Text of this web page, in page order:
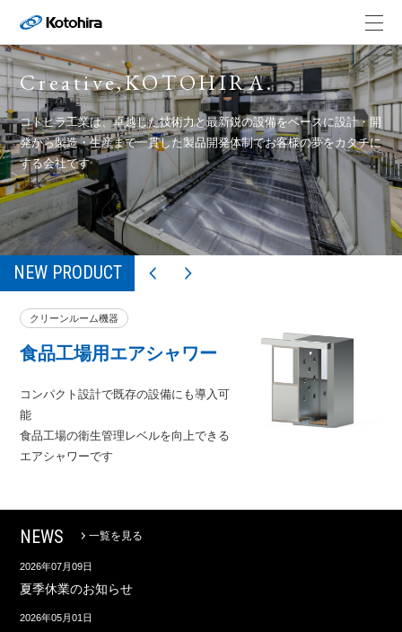
Creative,KOTOHIRA.
コトヒラ工業は、卓越した技術力と最新鋭の設備をベースに設計・開
発から製造・生産まで一貫した製品開発体制でお客様の夢をカタチに
する会社です
NEW PRODUCT
クリーンルーム機器
食品工場用エアシャワー
コンパクト設計で既存の設備にも導入可
能
食品工場の衛生管理レベルを向上できる
エアシャワーです
NEWS 一覧を見る
2026年07月09日
夏季休業のお知らせ
2026年05月01日